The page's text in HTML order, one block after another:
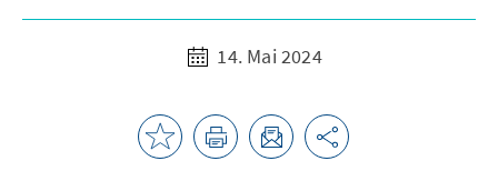
14. Mai 2024